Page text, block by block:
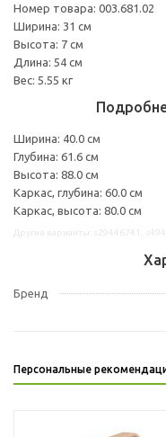
Номер товара: 003.681.02
Ширина: 31 см
Высота: 7 см
Длина: 54 см
Вес: 5.55 кг
Ширина: 40.0 см
Глубина: 61.6 см
Высота: 88.0 см
Каркас, глубина: 60.0 см
Каркас, высота: 80.0 см
Бренд
Персональные